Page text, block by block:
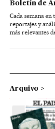
Boletín de
Cada semana
reportajes y
más relevantes
Arquivo